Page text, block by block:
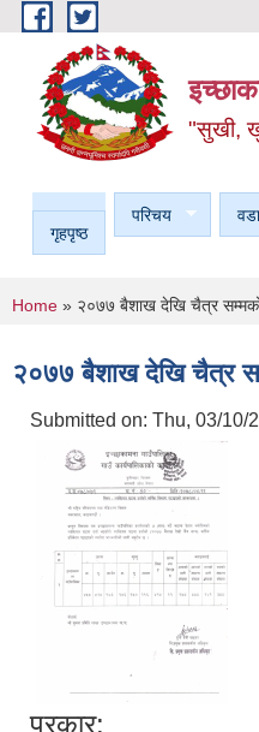
Skip to main content
"सुखी,
गृहपृष्ठ
परिचय
You are here
Home » २०७७ बैशाख देखि चैत्र सम्मको
२०७७ बैशाख देखि चैत्र
Submitted on: Thu, 03/10/
प्रकार: